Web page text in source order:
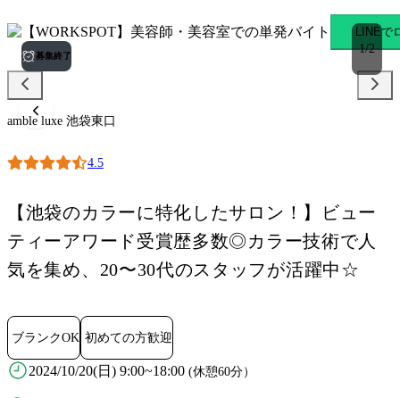
amble luxe 池袋東口 池袋駅の
LINEで
1/2
募集終了
amble luxe 池袋東口
4.5
【池袋のカラーに特化したサロン！】ビュー
ティーアワード受賞歴多数◎カラー技術で人
気を集め、20〜30代のスタッフが活躍中☆
ブランクOK 初めての方歓迎
2024/10/20(日) 9:00~18:00 (休憩60分）